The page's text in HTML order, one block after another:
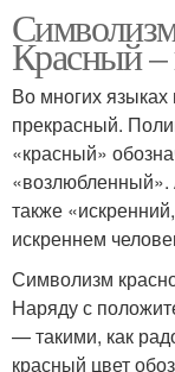
Красный –
Во многих
прекрасный.
«красный»
«возлюбленный».
также
искреннем
Символизм
Наряду с
— такими, как
красный цвет